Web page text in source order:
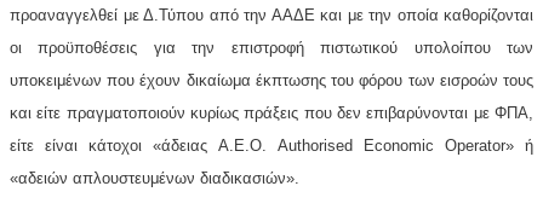
προαναγγελθεί με Δ.Τύπου από την ΑΑΔΕ και με την οποία καθορίζονται
οι προϋποθέσεις για την επιστροφή πιστωτικού υπολοίπου των
υποκειμένων που έχουν δικαίωμα έκπτωσης του φόρου των εισροών τους
και είτε πραγματοποιούν κυρίως πράξεις που δεν επιβαρύνονται με ΦΠΑ,
είτε είναι κάτοχοι «άδειας Α.Ε.Ο. Authorised Economic Operator» ή
«αδειών απλουστευμένων διαδικασιών».